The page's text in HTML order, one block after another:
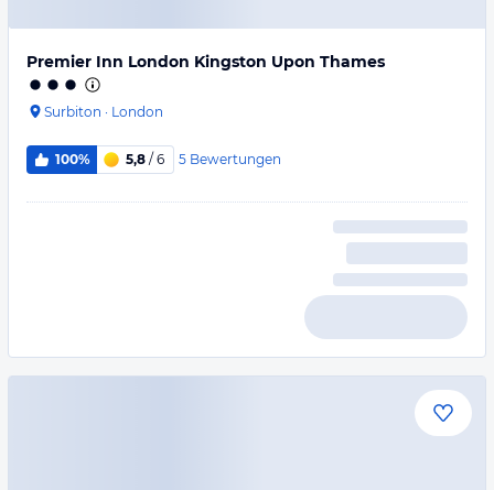
Premier Inn London Kingston Upon Thames
Surbiton · London
100% 5,8 / 6 5 Bewertungen